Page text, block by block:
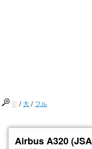
中 /大 / フル
Airbus A320